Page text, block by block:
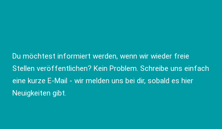
Du möchtest informiert werden, wenn wir wieder freie
Stellen veröffentlichen? Kein Problem. Schreibe uns einfach
eine kurze E-Mail - wir melden uns bei dir, sobald es hier
Neuigkeiten gibt.